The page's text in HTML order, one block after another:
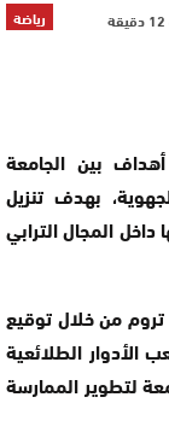
رياضة
بين الجامعة
بهدف تنزيل
المجال الترابي
تروم من خلال توقيع
الطلائعية
لتطوير الممارسة